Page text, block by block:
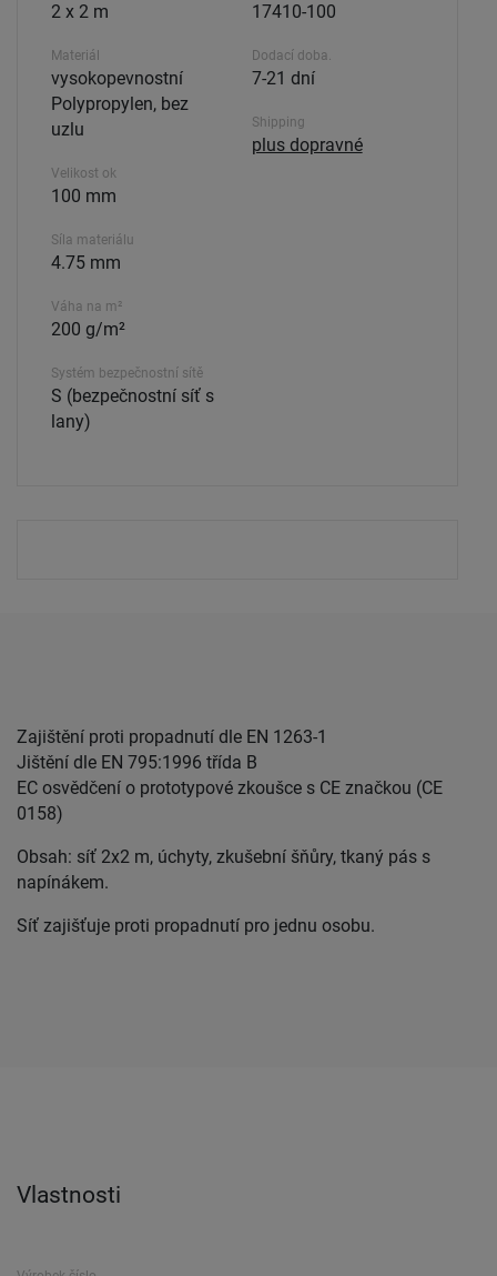
2 x 2 m
Materiál
vysokopevnostní
Polypropylen, bez
uzlu
Velikost ok
100 mm
Síla materiálu
4.75 mm
Váha na m²
200 g/m²
Systém bezpečnostní sítě
S (bezpečnostní síť s
lany)
17410-100
Dodací doba.
7-21 dní
Shipping
plus dopravné
Zajištění proti propadnutí dle EN 1263-1
Jištění dle EN 795:1996 třída B
EC osvědčení o prototypové zkoušce s CE značkou (CE
0158)
Obsah: síť 2x2 m, úchyty, zkušební šňůry, tkaný pás s
napínákem.
Síť zajišťuje proti propadnutí pro jednu osobu.
Vlastnosti